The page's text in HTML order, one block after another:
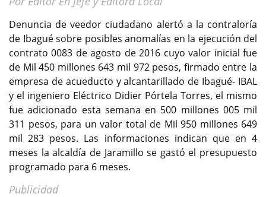
Denuncia de veedor ciudadano alertó a la contraloría
de Ibagué sobre posibles anomalías en la ejecución del
contrato 0083 de agosto de 2016 cuyo valor inicial fue
de Mil 450 millones 643 mil 972 pesos, firmado entre la
empresa de acueducto y alcantarillado de Ibagué- IBAL
y el ingeniero Eléctrico Didier Pórtela Torres, el mismo
fue adicionado esta semana en 500 millones 005 mil
311 pesos, para un valor total de Mil 950 millones 649
mil 283 pesos. Las informaciones indican que en 4
meses la alcaldía de Jaramillo se gastó el presupuesto
programado para 6 meses.
Publicidad